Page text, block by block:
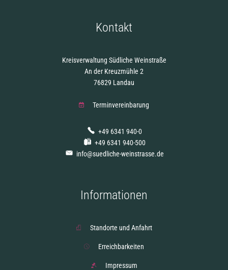
Kontakt
Kreisverwaltung Südliche Weinstraße
An der Kreuzmühle 2
76829 Landau
Terminvereinbarung
+49 6341 940-0
+49 6341 940-500
info@suedliche-weinstrasse.de
Informationen
Standorte und Anfahrt
Erreichbarkeiten
Impressum